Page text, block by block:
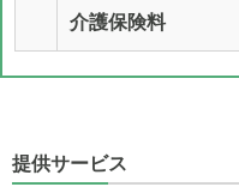
介護保険料
提供サービス